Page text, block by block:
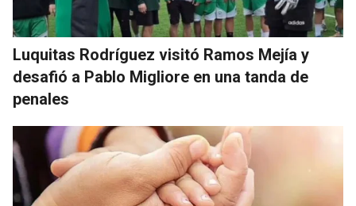
Luquitas Rodríguez visitó Ramos Mejía y
desafió a Pablo Migliore en una tanda de
penales